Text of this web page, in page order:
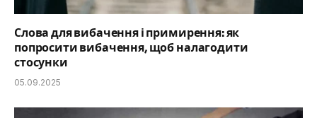
Слова для вибачення і примирення: як
попросити вибачення, щоб налагодити
стосунки
05.09.2025